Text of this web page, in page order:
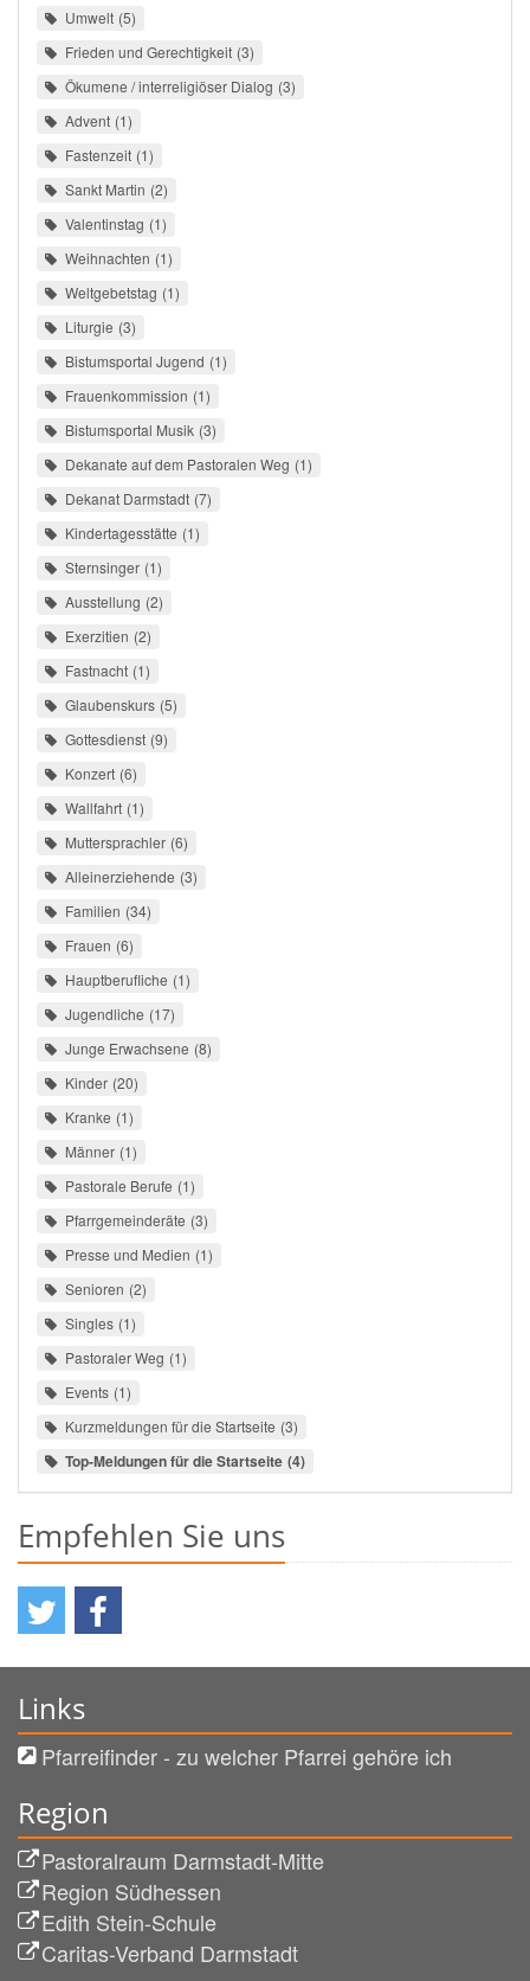
Umwelt 5
Frieden und Gerechtigkeit 3
Ökumene / interreligiöser Dialog 3
Advent 1
Fastenzeit 1
Sankt Martin 2
Valentinstag 1
Weihnachten 1
Weltgebetstag 1
Liturgie 3
Bistumsportal Jugend 1
Frauenkommission 1
Bistumsportal Musik 3
Dekanate auf dem Pastoralen Weg 1
Dekanat Darmstadt 7
Kindertagesstätte 1
Sternsinger 1
Ausstellung 2
Exerzitien 2
Fastnacht 1
Glaubenskurs 5
Gottesdienst 9
Konzert 6
Wallfahrt 1
Muttersprachler 6
Alleinerziehende 3
Familien 34
Frauen 6
Hauptberufliche 1
Jugendliche 17
Junge Erwachsene 8
Kinder 20
Kranke 1
Männer 1
Pastorale Berufe 1
Pfarrgemeinderäte 3
Presse und Medien 1
Senioren 2
Singles 1
Pastoraler Weg 1
Events 1
Kurzmeldungen für die Startseite 3
Top-Meldungen für die Startseite 4
Empfehlen Sie uns
Links
Pfarreifinder - zu welcher Pfarrei gehöre ich
Region
Pastoralraum Darmstadt-Mitte
Region Südhessen
Edith Stein-Schule
Caritas-Verband Darmstadt